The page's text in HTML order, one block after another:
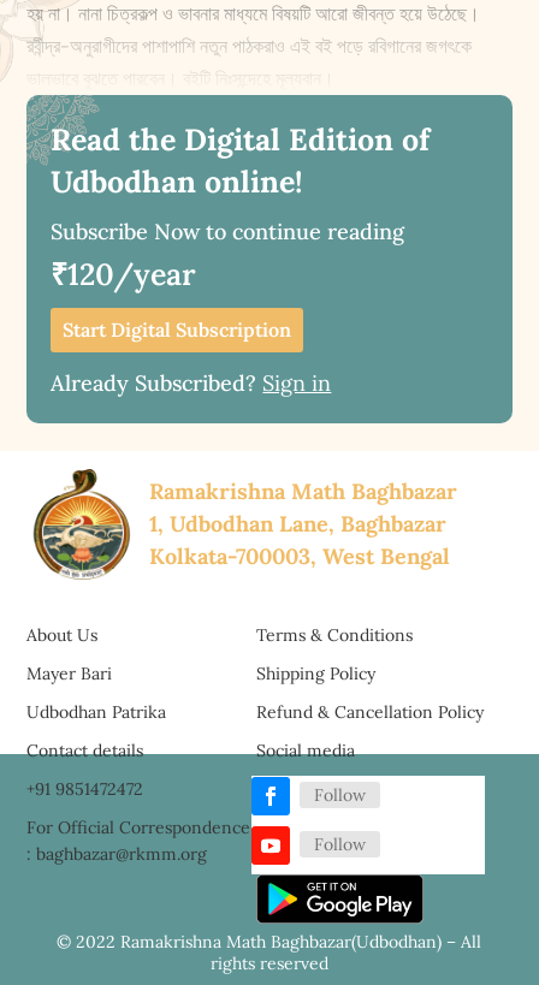
হয় না। নানা চিত্রকল্প ও ভাবনার মাধ্যমে বিষয়টি আরো জীবন্ত হয়ে উঠেছে।
রবীন্দ্র-অনুরাগীদের পাশাপাশি নতুন পাঠকরাও এই বই পড়ে রবিগানের জগৎকে
ভালভাবে বুঝতে পারবেন। বইটি নিঃসন্দেহে মূল্যবান।
Read the Digital Edition of
Udbodhan online!
Subscribe Now to continue reading
₹120/year
Start Digital Subscription
Already Subscribed? Sign in
Ramakrishna Math Baghbazar
1, Udbodhan Lane, Baghbazar
Kolkata-700003, West Bengal
About Us
Mayer Bari
Udbodhan Patrika
Terms & Conditions
Shipping Policy
Refund & Cancellation Policy
Contact details
+91 9851472472
For Official Correspondence
: baghbazar@rkmm.org
Social media
Follow
Follow
© 2022 Ramakrishna Math Baghbazar(Udbodhan) – All
rights reserved